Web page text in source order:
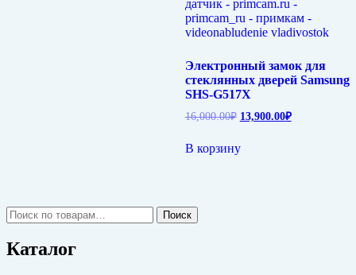
Электронный замок для
стеклянных дверей Samsung
SHS-G517X
16,000.00₽ Первоначальная
16,000.00₽.
13,900.00₽Текущая
В корзину
Искать: Поиск
Каталог